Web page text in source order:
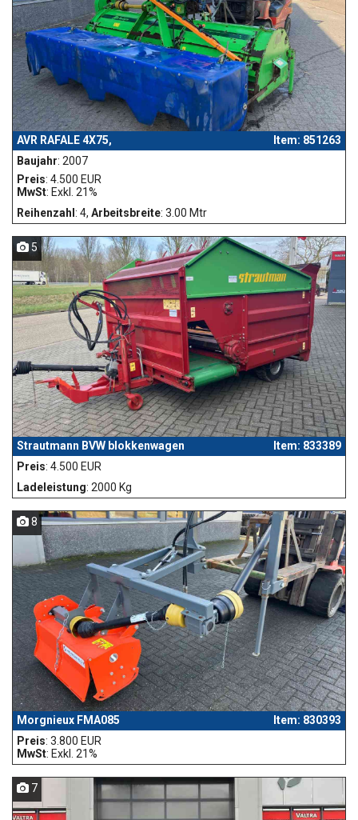
AVR RAFALE 4X75,
Item: 851263
Baujahr: 2007
Preis: 4.500 EUR
MwSt: Exkl. 21%
Reihenzahl : 4, Arbeitsbreite: 3.00 Mtr
5
Strautmann BVW blokkenwagen
Item: 833389
Preis: 4.500 EUR
Ladeleistung: 2000 Kg
8
Morgnieux FMA085
Item: 830393
Preis: 3.800 EUR
MwSt: Exkl. 21%
7